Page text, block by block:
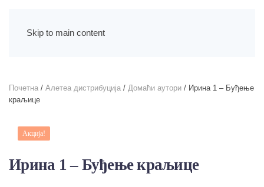
Skip to main content
Почетна / Алетеа дистрибуција / Домаћи аутори / Ирина 1 – Буђење
краљице
Акција!
Ирина 1 – Буђење краљице